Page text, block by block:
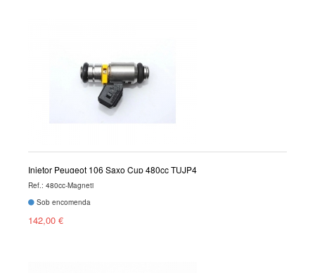
Injetor Peugeot 106 Saxo Cup 480cc TUJP4
Ref.: 480cc-Magneti
Sob encomenda
142,00 €